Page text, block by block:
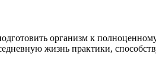
организм к
жизнь практики,